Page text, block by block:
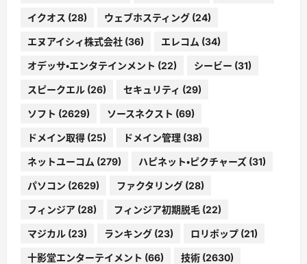
イクオス (28) ウェブホスティング (24)
エヌアイシィ株式会社 (36) エレコム (34)
オデッサ・エンタテインメント (22) シービー (31)
スピークエル (26) セキュリティ (29)
ソフト (2629) ソースネクスト (69)
ドメイン取得 (25) ドメイン管理 (38)
ネットユーコム (279) ハピネット・ピクチャーズ (31)
パソコン (2629) ファクタリング (28)
フィンジア (28) フィンジア初期脱毛 (22)
マジカル (23) ランキング (23) ロリポップ (21)
十影堂エンターテイメント (66) 技術 (2630)